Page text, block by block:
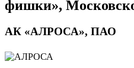
фишки»,
АК «АЛРОСА», ПАО